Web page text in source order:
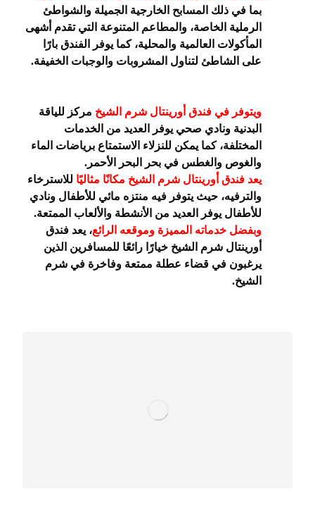
بما في ذلك المسابح الخارجية الجميلة والشواطئ
الرملية الخاصة، والمطاعم المتنوعة التي تقدم أشهى
المأكولات العالمية والمحلية، كما يوفر الفندق بارًا
على الشاطئ لتناول المشروبات والوجبات الخفيفة.
ويتوفر في فندق أورينتال شرم الشيخ مركز للياقة
البدنية ونادي صحي يوفر العديد من الخدمات
المختلفة، كما يمكن للنزلاء الاستمتاع برياضات الماء
والغوص والغطس في بحر البحر الأحمر.
يعد فندق أورينتال شرم الشيخ مكانًا مثاليًا للاسترخاء
والترفيه، حيث يتوفر فيه منتزه مائي للأطفال ونادي
للأطفال يوفر العديد من الأنشطة والألعاب الممتعة.
وبفضل خدماته المميزة وموقعه الرائع، يعد فندق
أورينتال شرم الشيخ خيارًا رائعًا للمسافرين الذين
يرغبون في قضاء عطلة ممتعة وفاخرة في شرم
الشيخ.